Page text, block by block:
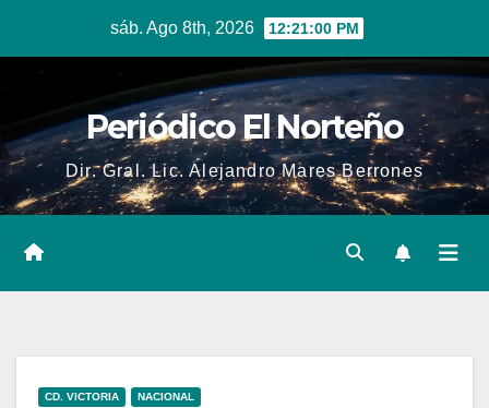
sáb. Ago 8th, 2026 12:21:01 PM
Periódico El Norteño
Dir. Gral. Lic. Alejandro Mares Berrones
CD. VICTORIA NACIONAL